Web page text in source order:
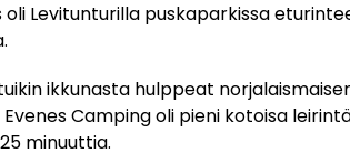
Levitunturilla puskaparkissa
ikkunasta hulppeat
Camping oli pieni kotoisa
minuuttia.